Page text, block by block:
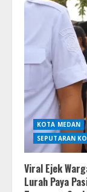
KOTA MEDAN
SEPUTARAN
Viral Ejek
Lurah Paya